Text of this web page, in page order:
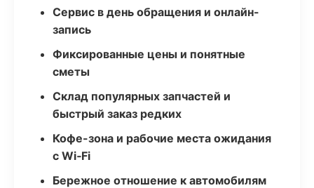
Сервис в день обращения и онлайн-
запись
Фиксированные цены и понятные
сметы
Склад популярных запчастей и
быстрый заказ редких
Кофе-зона и рабочие места ожидания
с Wi‑Fi
Бережное отношение к автомобилям